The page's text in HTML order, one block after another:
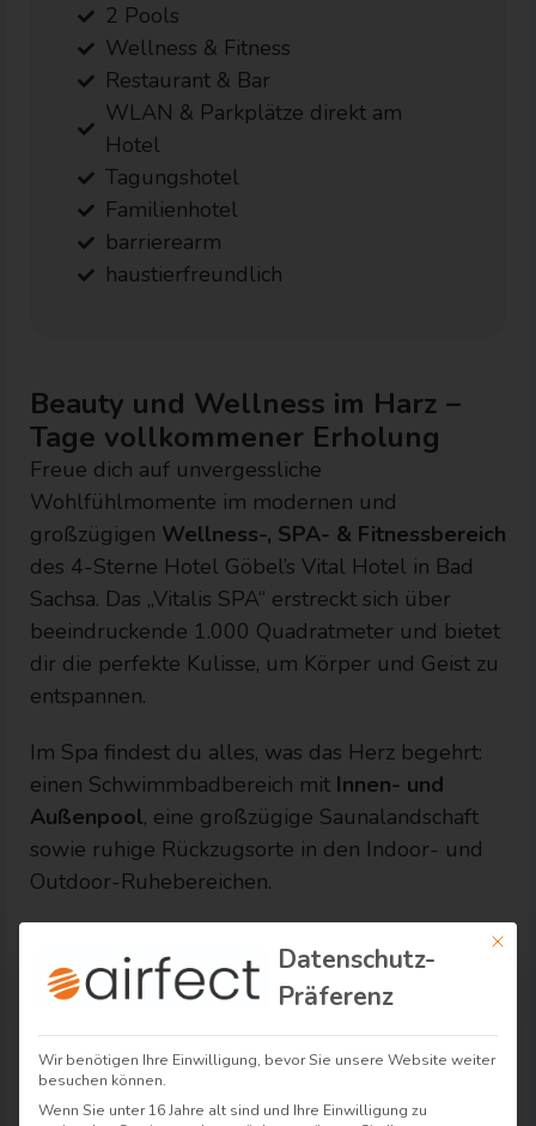
2 Pools
Wellness & Fitness
Restaurant & Bar
WLAN & Parkplätze direkt am
Hotel
Tagungshotel
Familienhotel
barrierearm
haustierfreundlich
Beauty und Wellness im Harz –
Tage vollkommener Erholung
Freue dich auf unvergessliche
Wohlfühlmomente im modernen und
großzügigen Wellness-, SPA- & Fitnessbereich
des 4-Sterne Hotel Göbel’s Vital Hotel in Bad
Sachsa. Das „Vitalis SPA“ erstreckt sich über
beeindruckende 1.000 Quadratmeter und bietet
dir die perfekte Kulisse, um Körper und Geist zu
entspannen.
Im Spa findest du alles, was das Herz begehrt:
einen Schwimmbadbereich mit Innen- und
Außenpool, eine großzügige Saunalandschaft
sowie ruhige Rückzugsorte in den Indoor- und
Outdoor-Ruhebereichen.
wohltuenden Massage oder einer pflegenden
Körperbehandlung– hier kannst du die Seele
baumeln lassen. Gesichtsbehandlungen sorgen
für gepflegte, gesunde Haut und ein frisches
Aussehen. Wähle aus verschiedenen
Mit
Datenschutz-
Präferenz
Wir benötigen Ihre Einwilligung, bevor Sie unsere Website weiter
besuchen können.
Wenn Sie unter 16 Jahre alt sind und Ihre Einwilligung zu